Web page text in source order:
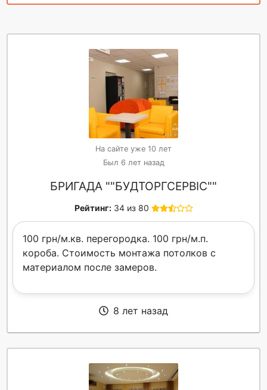
На сайте уже 10 лет
Был 6 лет назад
БРИГАДА ""БУДТОРГСЕРВIС""
Рейтинг: 34 из 80
100 грн/м.кв. перегородка. 100 грн/м.п.
короба. Стоимость монтажа потолков с
материалом после замеров.
8 лет назад